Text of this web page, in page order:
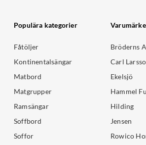
Populära kategorier
Fåtöljer
Kontinentalsängar
Matbord
Matgrupper
Ramsängar
Soffbord
Soffor
Bröderns
Carl
Ekelsjö
Hammel
Hilding
Jensen
Rowico